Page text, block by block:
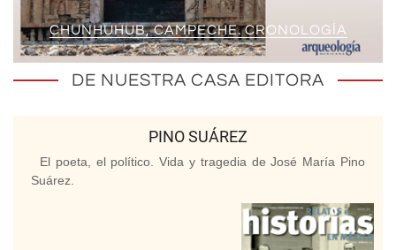
CHUNHUHUB, CAMPECHE. CRONOLOGÍA
DE NUESTRA CASA EDITORA
PINO SUÁREZ
El poeta, el político. Vida y tragedia de José María Pino
Suárez.